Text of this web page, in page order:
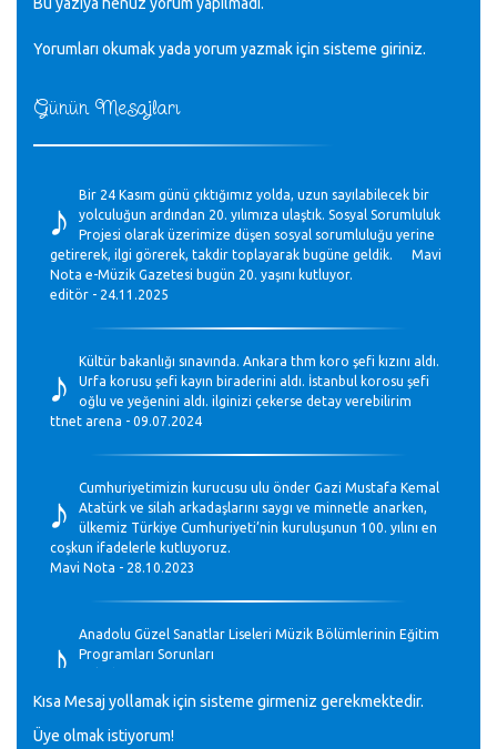
Günün Mesajları
♪
Bir 24 Kasım günü çıktığımız yolda, uzun sayılabilecek bir
yolculuğun ardından 20. yılımıza ulaştık. Sosyal Sorumluluk
Projesi olarak üzerimize düşen sosyal sorumluluğu yerine
getirerek, ilgi görerek, takdir toplayarak bugüne geldik. Mavi
Nota e-Müzik Gazetesi bugün 20. yaşını kutluyor.
editör - 24.11.2025
♪
Kültür bakanlığı sınavında. Ankara thm koro şefi kızını aldı.
Urfa korusu şefi kayın biraderini aldı. İstanbul korosu şefi
oğlu ve yeğenini aldı. ilginizi çekerse detay verebilirim
ttnet arena - 09.07.2024
♪
Cumhuriyetimizin kurucusu ulu önder Gazi Mustafa Kemal
Atatürk ve silah arkadaşlarını saygı ve minnetle anarken,
ülkemiz Türkiye Cumhuriyeti’nin kuruluşunun 100. yılını en
coşkun ifadelerle kutluyoruz.
Mavi Nota - 28.10.2023
♪
Anadolu Güzel Sanatlar Liseleri Müzik Bölümlerinin Eğitim
Programları Sorunları
GEÇMİŞ OLSUN TÜRKİYE!
Kısa Mesaj yollamak için sisteme girmeniz gerekmektedir.
Üye olmak istiyorum!
Yorumları okumak yada yorum yazmak için sisteme giriniz.